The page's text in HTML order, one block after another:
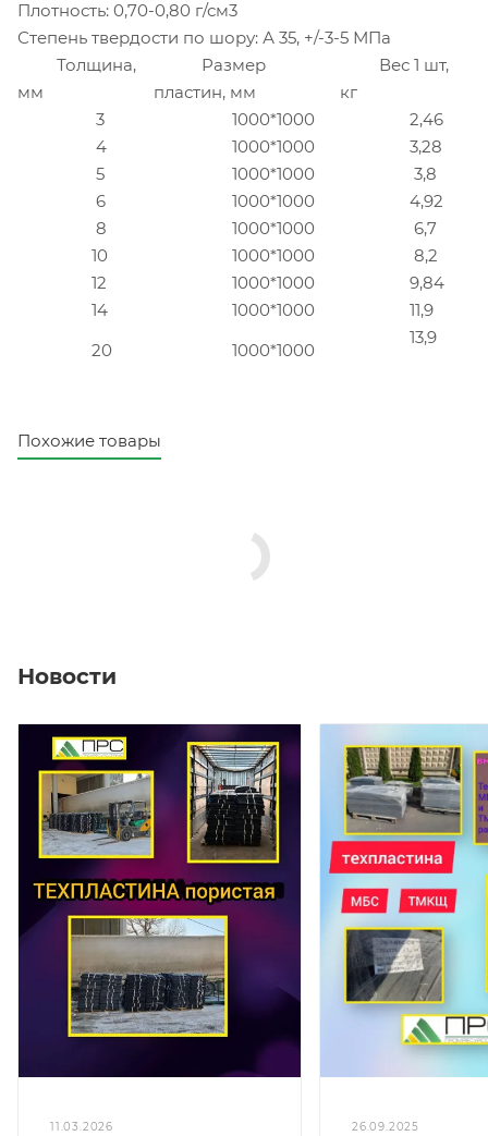
Плотность: 0,70-0,80 г/см3
Степень твердости по шору: А 35, +/-3-5 МПа
Толщина,
мм
Размер
пластин, мм
Вес 1 шт,
кг
3
1000*1000
2,46
4
1000*1000
3,28
5
1000*1000
3,8
6
1000*1000
4,92
8
1000*1000
6,7
10
1000*1000
8,2
12
1000*1000
9,84
14
1000*1000
11,9
20
1000*1000
13,9
Похожие товары
Новости
11.03.2026 26.09.2025